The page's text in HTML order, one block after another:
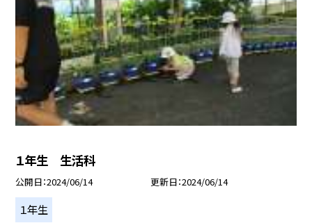
１年生 生活科
公開日 2024/06/14 更新日 2024/06/14
１年生